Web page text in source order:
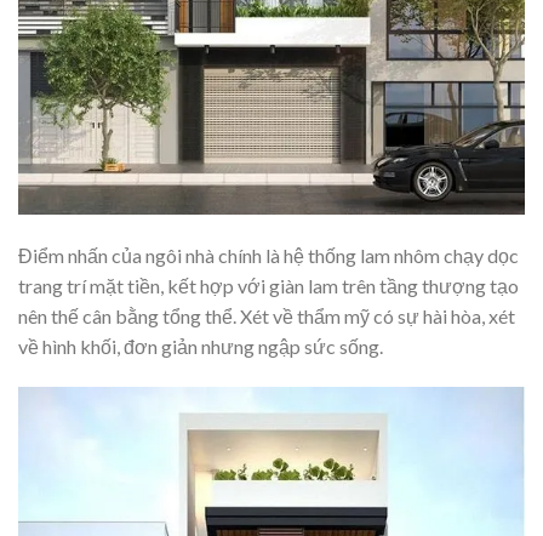
Điểm nhấn của ngôi nhà chính là hệ thống lam nhôm chạy dọc
trang trí mặt tiền, kết hợp với giàn lam trên tầng thượng tạo
nên thế cân bằng tổng thể. Xét về thẩm mỹ có sự hài hòa, xét
về hình khối, đơn giản nhưng ngập sức sống.